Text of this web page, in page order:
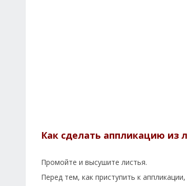
Как сделать аппликацию из
Промойте и высушите листья.
Перед тем, как приступить к